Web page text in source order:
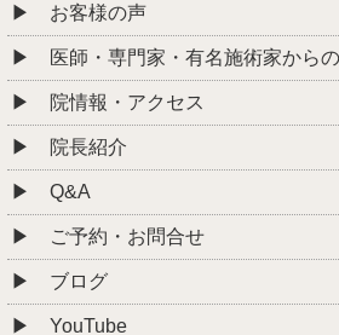
お客様の声
医師・専門家・有名施術家から
院情報・アクセス
院長紹介
Q&A
ご予約・お問合せ
ブログ
YouTube